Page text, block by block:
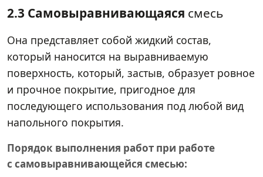
2.3 Самовыравнивающаяся смесь
Она представляет собой жидкий состав,
который наносится на выравниваемую
поверхность, который, застыв, образует ровное
и прочное покрытие, пригодное для
последующего использования под любой вид
напольного покрытия.
Порядок выполнения работ при работе
с самовыравнивающейся смесью: